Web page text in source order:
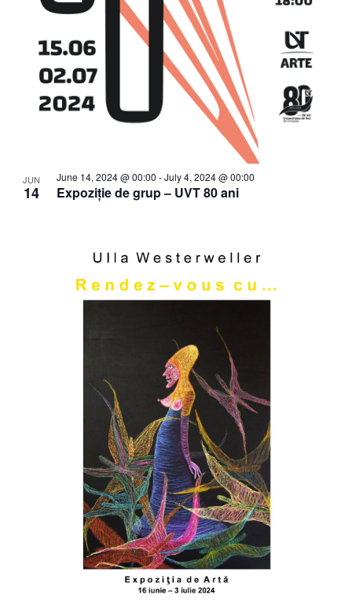
JUN
14 Expoziție de grup – UVT 80 ani
June 14, 2024 @ 00:00 -July 4, 2024 @ 00:00